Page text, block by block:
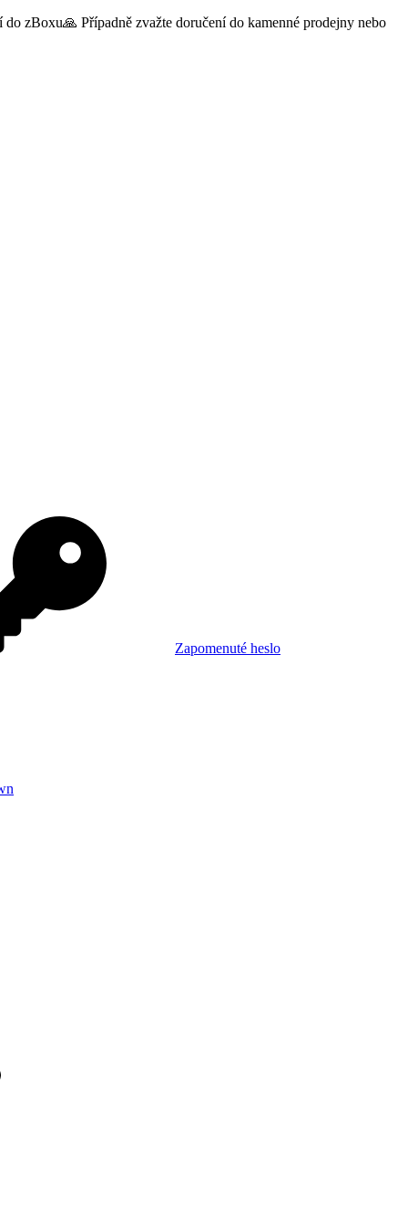
zBoxu🙏 Případně zvažte doručení do kamenné prodejny nebo
Zapomenuté heslo